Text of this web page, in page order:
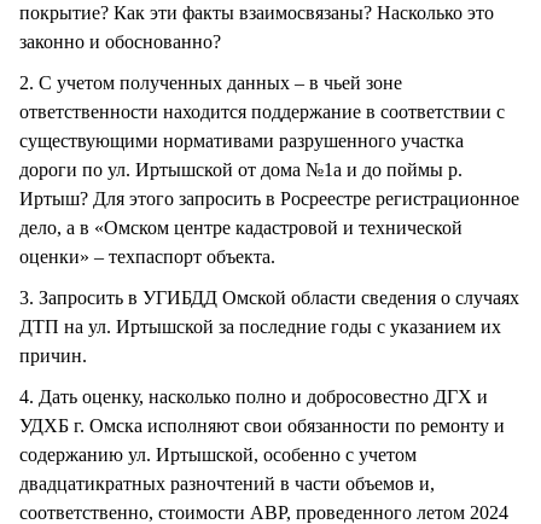
покрытие? Как эти факты взаимосвязаны? Насколько это
законно и обоснованно?
2. С учетом полученных данных – в чьей зоне
ответственности находится поддержание в соответствии с
существующими нормативами разрушенного участка
дороги по ул. Иртышской от дома №1а и до поймы р.
Иртыш? Для этого запросить в Росреестре регистрационное
дело, а в «Омском центре кадастровой и технической
оценки» – техпаспорт объекта.
3. Запросить в УГИБДД Омской области сведения о случаях
ДТП на ул. Иртышской за последние годы с указанием их
причин.
4. Дать оценку, насколько полно и добросовестно ДГХ и
УДХБ г. Омска исполняют свои обязанности по ремонту и
содержанию ул. Иртышской, особенно с учетом
двадцатикратных разночтений в части объемов и,
соответственно, стоимости АВР, проведенного летом 2024